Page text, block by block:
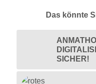
Das könnte
SICHER!